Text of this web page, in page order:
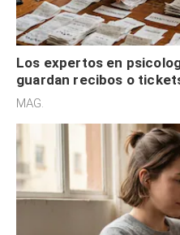
Los expertos en
guardan recibos o
son acumuladores, sino
MAG.